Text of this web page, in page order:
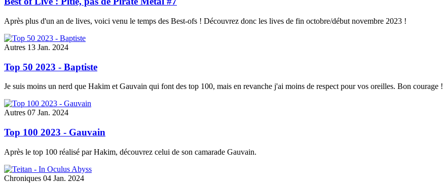
Après plus d'un an de lives, voici venu le temps des Best-ofs ! Découvrez donc les lives de fin octobre/début novembre 2023 !
Autres 13 Jan. 2024
Top 50 2023 - Baptiste
Je suis moins un nerd que Hakim et Gauvain qui font des top 100, mais en revanche j'ai moins de respect pour vos oreilles. Bon courage !
Autres 07 Jan. 2024
Top 100 2023 - Gauvain
Après le top 100 réalisé par Hakim, découvrez celui de son camarade Gauvain.
Chroniques 04 Jan. 2024